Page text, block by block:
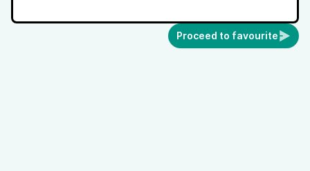
Proceed to favourite